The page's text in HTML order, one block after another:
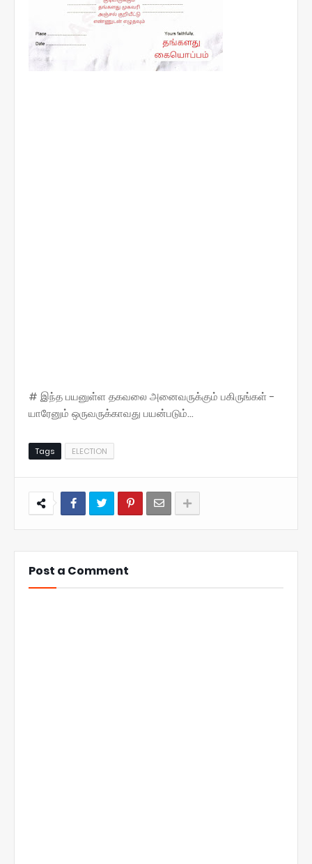
# இந்த பயனுள்ள தகவலை அனைவருக்கும் பகிருங்கள் -
யாரேனும் ஒருவருக்காவது பயன்படும்...
Tags ELECTION
Post a Comment